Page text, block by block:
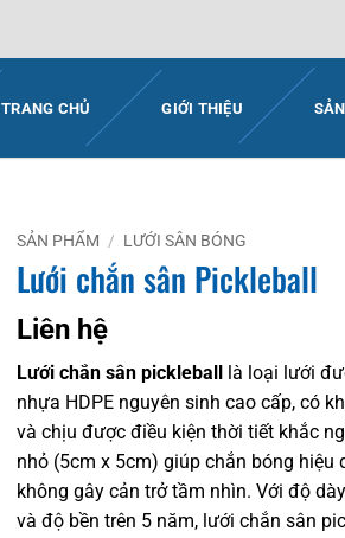
TRANG CHỦ GIỚI THIỆU
SẢN PHẨM / LƯỚI SÂN BÓNG
Lưới chắn sân Pickleball
Liên hệ
Lưới chắn sân pickleball
là loại lưới
nhựa HDPE nguyên sinh cao cấp, có
và chịu được điều kiện thời tiết khắc
nhỏ (5cm x 5cm) giúp chắn bóng hiệu
không gây cản trở tầm nhìn. Với độ
và độ bền trên 5 năm, lưới chắn sân